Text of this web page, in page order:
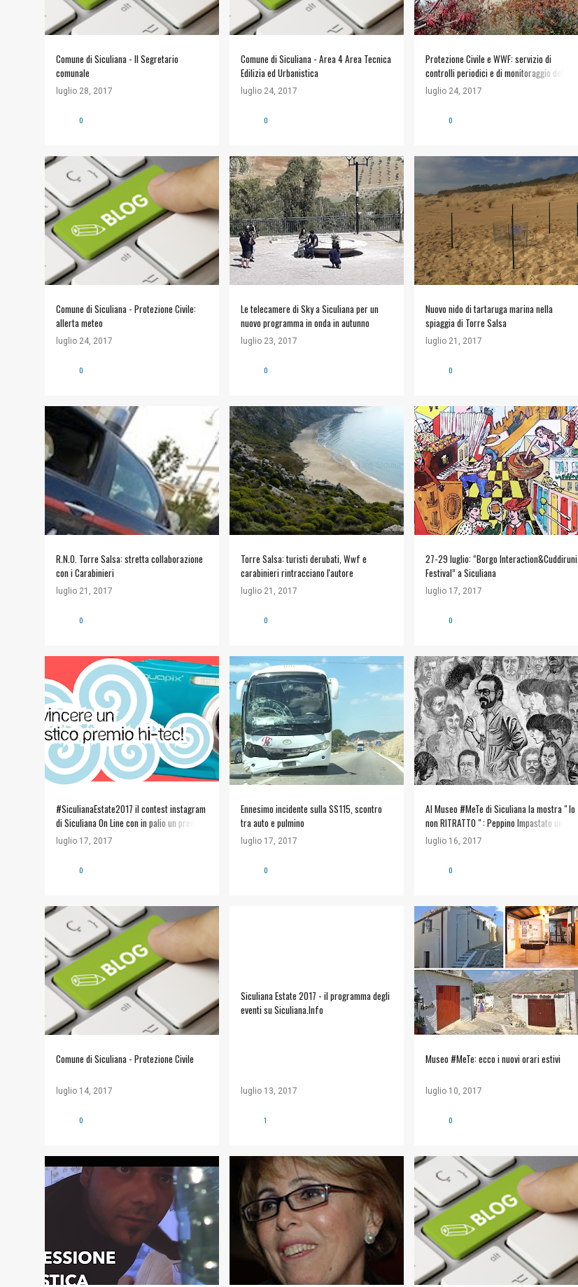
Comune di Siculiana - Il Segretario
comunale
luglio 28, 2017
0
Comune di Siculiana - Area 4 Area Tecnica
Edilizia ed Urbanistica
luglio 24, 2017
0
Protezione Civile e WWF: servizio di
controlli periodici e di monitoraggio della
riserva
luglio 24, 2017
0
Comune di Siculiana - Protezione Civile:
allerta meteo
luglio 24, 2017
#COMUNE DI SICULIANA
INFORMAZIONI UTILI
0
Le telecamere di Sky a Siculiana per un
nuovo programma in onda in autunno
luglio 23, 2017
NOTIZIE
0
Nuovo nido di tartaruga marina nella
spiaggia di Torre Salsa
luglio 21, 2017
+
WWF TORRE SALSA
0
R.N.O. Torre Salsa: stretta collaborazione
con i Carabinieri
luglio 21, 2017
CARABINIERI WWF TORRE SALSA
0
Torre Salsa: turisti derubati, Wwf e
carabinieri rintracciano l'autore
luglio 21, 2017
CARABINIERI WWF TORRE SALSA
0
27-29 luglio: “Borgo Interaction&Cuddiruni
Festival” a Siculiana
luglio 17, 2017
#ARTE E CULTURA +
APPUNTAMENTI
0
#SiculianaEstate2017 il contest instagram
di Siculiana On Line con in palio un premo
hi-tec
luglio 17, 2017
SICULIANA ESTATE 2017 +
SICULIANA ON LINE
0
Ennesimo incidente sulla SS115, scontro
tra auto e pulmino
luglio 17, 2017
NOTIZIE SS115
STRADE E VIABILITÀ
0
Al Museo #MeTe di Siculiana la mostra " Io
non RITRATTO " : Peppino Impastato una
storia collettiva
luglio 16, 2017
ALT SICULIANA APPUNTAMENTI
MOSTRE +
MUSEO #METE
0
Comune di Siculiana - Protezione Civile
luglio 14, 2017
#COMUNE DI SICULIANA
INFORMAZIONI UTILI
0
Siculiana Estate 2017 - il programma degli
eventi su Siculiana.Info
luglio 13, 2017
1
Museo #MeTe: ecco i nuovi orari estivi
luglio 10, 2017
#INFORMAZIONI UTILI
ALT SICULIANA +
MUSEO #METE
0
#VIDEO SICULIANA@RICICLA GIUSEPPINA MIRA #COMUNE DI SICULIANA
INFORMAZIONI UTILI